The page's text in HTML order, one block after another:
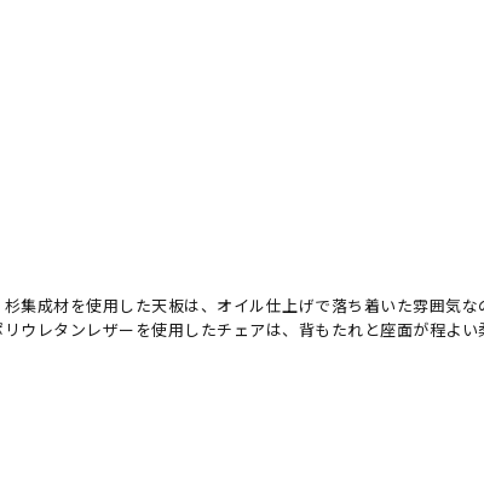
集成材を使用した天板は、オイル仕上げで落ち着いた雰囲気
ウレタンレザーを使用したチェアは、背もたれと座面が程よ